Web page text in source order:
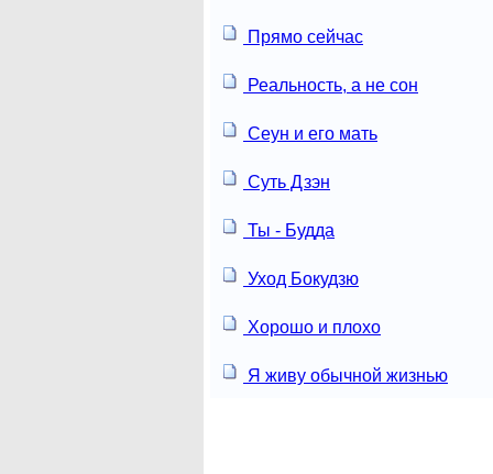
Прямо сейчас
Реальность, а не сон
Сеун и его мать
Суть Дзэн
Ты - Будда
Уход Бокудзю
Хорошо и плохо
Я живу обычной жизнью